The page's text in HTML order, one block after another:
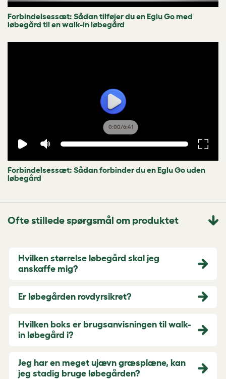
Forbindelsessæt: Sådan tilføjer du en Eglu Go med
løbegård til en walk-in løbegård
0:00/6:41
Forbindelsessæt: Sådan forbinder du en Eglu Go uden
løbegård
Ofte stillede spørgsmål om produktet
Hvilken størrelse løbegård skal jeg
anskaffe mig?
Er løbegården rovdyrsikret?
Hvilken boks er brugsanvisningen til walk-
in løbegård i?
Jeg har en meget ujævn græsplæne, kan
jeg stadig bruge løbegården?